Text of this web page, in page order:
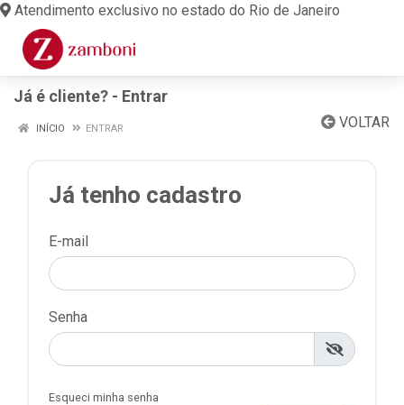
Atendimento exclusivo no estado do Rio de Janeiro
Já é cliente? - Entrar
VOLTAR
INÍCIO ENTRAR
Já tenho cadastro
E-mail
Senha
Esqueci minha senha